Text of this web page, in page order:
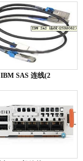
IBM SAS 连线(2